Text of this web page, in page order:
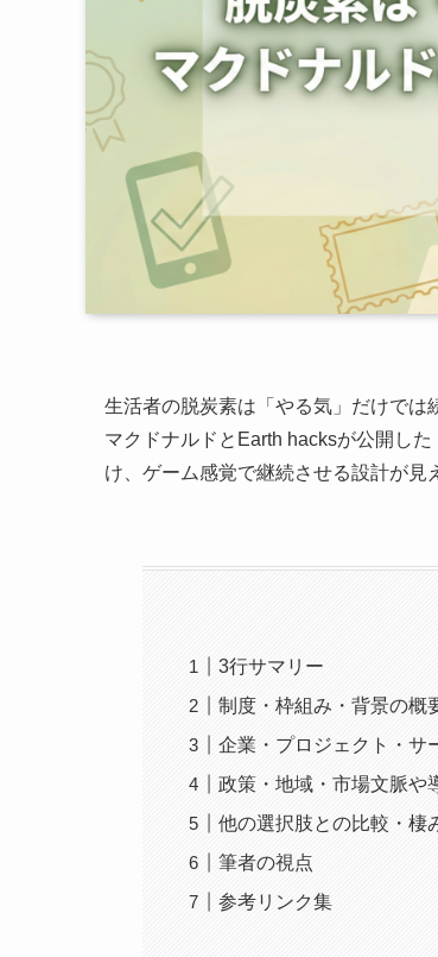
生活者の脱炭素は「やる気」だけでは
マクドナルドとEarth hacksが公開し
け、ゲーム感覚で継続させる設計が見
3行サマリー
制度・枠組み・背景の概
企業・プロジェクト・サ
政策・地域・市場文脈や
他の選択肢との比較・棲
筆者の視点
参考リンク集